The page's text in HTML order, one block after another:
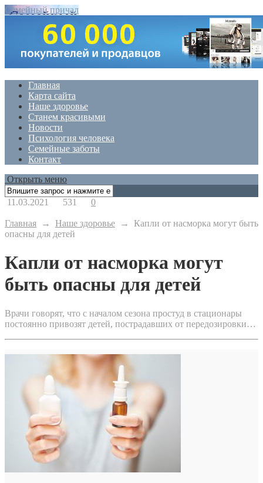
Семейный причал
Главная
Карта сайта
Наше здоровье
Станем красивыми
Новости
Психология человека
Семейные заботы
Контакт
Открыть меню
11.03.2021 531 0
Главная → Наше здоровье → Капли от насморка могут быть
опасны для детей
Капли от насморка могут
быть опасны для детей
Врачи говорят, что с началом сезона простуд в стационары
постоянно привозят детей, пострадавших от передозировки…